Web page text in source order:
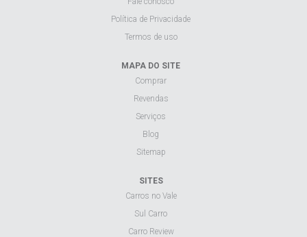
Política de Privacidade
Termos de uso
MAPA DO SITE
Comprar
Revendas
Serviços
Blog
Sitemap
SITES
Carros no Vale
Sul Carro
Carro Review